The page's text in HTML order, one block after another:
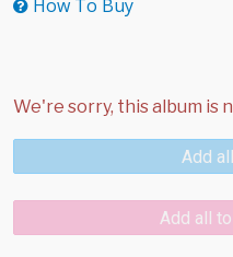
How To Buy
Add
Add all